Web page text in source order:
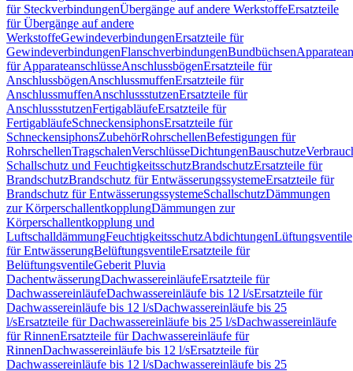
für SteckverbindungenÜbergänge auf andere WerkstoffeErsatzteile
für Übergänge auf andere
WerkstoffeGewindeverbindungenErsatzteile für
GewindeverbindungenFlanschverbindungenBundbüchsen
für ApparateanschlüsseAnschlussbögenErsatzteile für
AnschlussbögenAnschlussmuffenErsatzteile für
AnschlussmuffenAnschlussstutzenErsatzteile für
AnschlussstutzenFertigabläufeErsatzteile für
FertigabläufeSchneckensiphonsErsatzteile für
SchneckensiphonsZubehörRohrschellenBefestigungen für
RohrschellenTragschalenVerschlüsseDichtungenBauschutze
Schallschutz und FeuchtigkeitsschutzBrandschutzErsatzteile für
BrandschutzBrandschutz für EntwässerungssystemeErsatzteile für
Brandschutz für EntwässerungssystemeSchallschutzDämmungen
zur KörperschallentkopplungDämmungen zur
Körperschallentkopplung und
LuftschalldämmungFeuchtigkeitsschutzAbdichtungenLüftungsventile
für EntwässerungBelüftungsventileErsatzteile für
BelüftungsventileGeberit Pluvia
DachentwässerungDachwassereinläufeErsatzteile für
DachwassereinläufeDachwassereinläufe bis 12 l/sErsatzteile für
Dachwassereinläufe bis 12 l/sDachwassereinläufe bis 25
l/sErsatzteile für Dachwassereinläufe bis 25 l/sDachwassereinläufe
für RinnenErsatzteile für Dachwassereinläufe für
RinnenDachwassereinläufe bis 12 l/sErsatzteile für
Dachwassereinläufe bis 12 l/sDachwassereinläufe bis 25